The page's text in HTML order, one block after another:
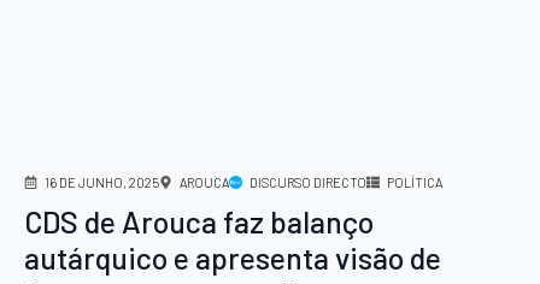
16 DE JUNHO, 2025 AROUCA DISCURSO DIRECTO POLÍTICA
CDS de Arouca faz balanço
autárquico e apresenta visão de